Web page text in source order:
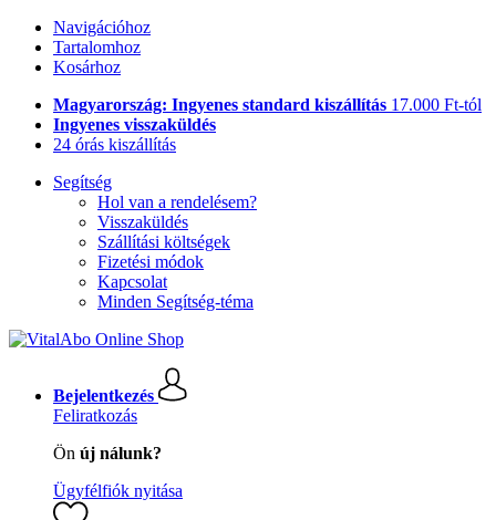
Navigációhoz
Tartalomhoz
Kosárhoz
Magyarország: Ingyenes standard kiszállítás 17.000 Ft-tól
Ingyenes visszaküldés
24 órás kiszállítás
Segítség
Hol van a rendelésem?
Visszaküldés
Szállítási költségek
Fizetési módok
Kapcsolat
Minden Segítség-téma
Bejelentkezés
Feliratkozás
Ön új nálunk?
Ügyfélfiók nyitása